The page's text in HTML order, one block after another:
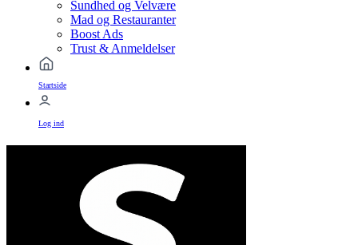
Sundhed og Velvære
Mad og Restauranter
Boost Ads
Trust & Anmeldelser
Startside
Log ind